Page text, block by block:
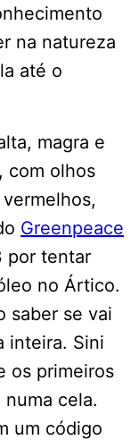
na natureza
até o
magra e
com olhos
Greenpeace
por tentar
no Ártico.
saber se vai
inteira. Sini
os primeiros
cela.
um código